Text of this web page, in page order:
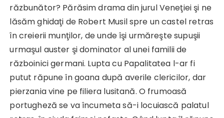
răzbunător? Părăsim drama din jurul Veneţiei şi ne
lăsăm ghidaţi de Robert Musil spre un castel retras
în creierii munţilor, de unde îşi urmăreşte supuşii
urmaşul auster şi dominator al unei familii de
războinici germani. Lupta cu Papalitatea l-ar fi
putut răpune în goana după averile clericilor, dar
pierzania vine pe filiera lusitană. O frumoasă
portugheză se va încumeta să-i locuiască palatul